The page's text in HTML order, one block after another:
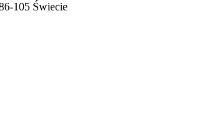
105 Świecie